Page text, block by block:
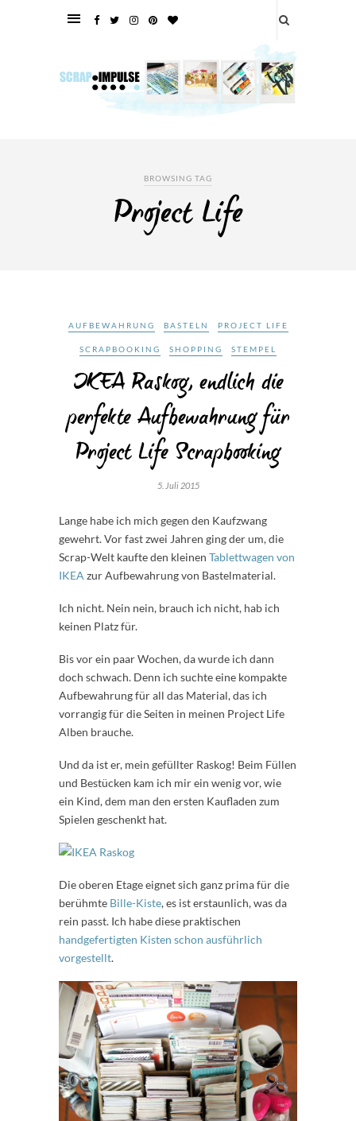
BROWSING TAG
Project Life
AUFBEWAHRUNG BASTELN PROJECT LIFE
SCRAPBOOKING SHOPPING STEMPEL
IKEA Raskog, endlich die
perfekte Aufbewahrung für
Project Life Scrapbooking
5. Juli 2015
Lange habe ich mich gegen den Kaufzwang
gewehrt. Vor fast zwei Jahren ging der um, die
Scrap-Welt kaufte den kleinen Tablettwagen von
IKEA zur Aufbewahrung von Bastelmaterial.
Ich nicht. Nein nein, brauch ich nicht, hab ich
keinen Platz für.
Bis vor ein paar Wochen, da wurde ich dann
doch schwach. Denn ich suchte eine kompakte
Aufbewahrung für all das Material, das ich
vorrangig für die Seiten in meinen Project Life
Alben brauche.
Und da ist er, mein gefüllter Raskog! Beim Füllen
und Bestücken kam ich mir ein wenig vor, wie
ein Kind, dem man den ersten Kaufladen zum
Spielen geschenkt hat.
Die oberen Etage eignet sich ganz prima für die
berühmte Bille-Kiste, es ist erstaunlich, was da
rein passt. Ich habe diese praktischen
handgefertigten Kisten schon ausführlich
vorgestellt.